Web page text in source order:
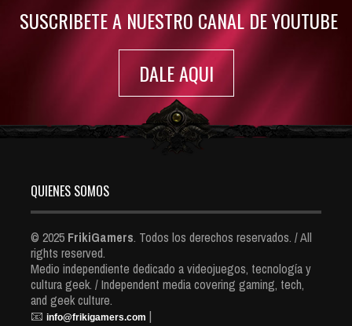
SUSCRIBETE A NUESTRO CANAL DE YOUTUBE
DALE AQUI
QUIENES SOMOS
© 2025 FrikiGamers. Todos los derechos reservados. / All
rights reserved.
Medio independiente dedicado a videojuegos, tecnología y
cultura geek. / Independent media covering gaming, tech,
and geek culture.
📧 info@frikigamers.com |